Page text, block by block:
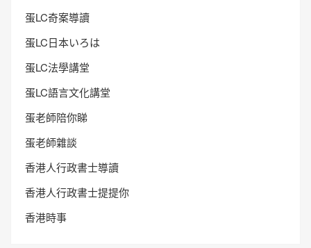
蛋LC奇案導讀
蛋LC日本いろは
蛋LC法學講堂
蛋LC語言文化講堂
蛋老師陪你睇
蛋老師雜談
香港人行政書士導讀
香港人行政書士提提你
香港時事